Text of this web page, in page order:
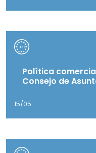
Política
Consejo de
15/05